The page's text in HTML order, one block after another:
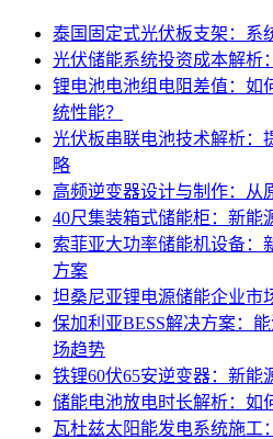
泰国固定式光伏板支架：系
光伏储能系统投资成本解析
锂电池电池组电阻差值：如
统性能？
光伏板串联电池技术解析：
略
高频逆变器设计与制作：从
40尺集装箱式储能柜：新能
索菲亚大功率储能机设备：
方案
坦桑尼亚锂电源储能企业市
保加利亚BESS解决方案：
场趋势
铁锂60伏65安逆变器：新能
储能电池放电时长解析：如
瓦杜兹太阳能发电系统施工